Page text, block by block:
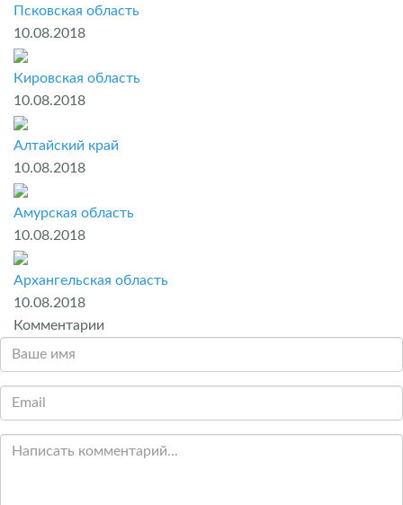
Псковская область
10.08.2018
Кировская область
10.08.2018
Алтайский край
10.08.2018
Амурская область
10.08.2018
Архангельская область
10.08.2018
Комментарии